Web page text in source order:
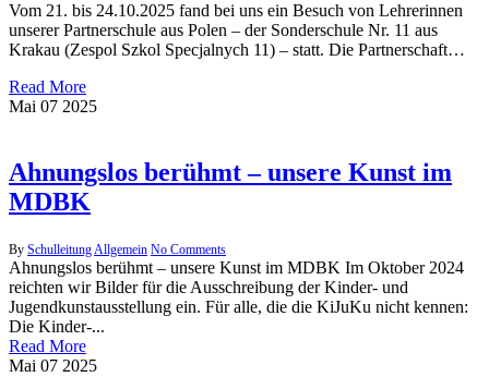
Vom 21. bis 24.10.2025 fand bei uns ein Besuch von Lehrerinnen
unserer Partnerschule aus Polen – der Sonderschule Nr. 11 aus
Krakau (Zespol Szkol Specjalnych 11) – statt. Die Partnerschaft…
Read More
Mai 07 2025
Ahnungslos berühmt – unsere Kunst im
MDBK
By SchulleitungAllgemein No Comments
Ahnungslos berühmt – unsere Kunst im MDBK Im Oktober 2024
reichten wir Bilder für die Ausschreibung der Kinder- und
Jugendkunstausstellung ein. Für alle, die die KiJuKu nicht kennen:
Die Kinder-...
Read More
Mai 07 2025